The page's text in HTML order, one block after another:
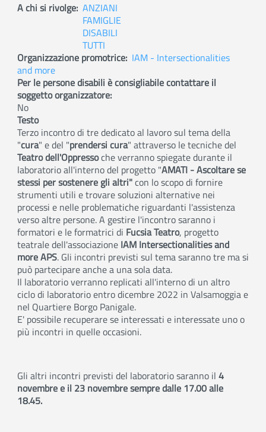
A chi si rivolge ANZIANI
FAMIGLIE
DISABILI
TUTTI
Organizzazione promotrice IAM - Intersectionalities
and more
Per le persone disabili è consigliabile contattare il
soggetto organizzatore
No
Testo
Terzo incontro di tre dedicato al lavoro sul tema della
"cura" e del "prendersi cura" attraverso le tecniche del
Teatro dell'Oppressoche verranno spiegate durante il
laboratorio all'interno del progetto "AMATI - Ascoltare se
stessi per sostenere gli altri"con lo scopo di fornire
strumenti utili e trovare soluzioni alternative nei
processi e nelle problematiche riguardanti l'assistenza
verso altre persone. A gestire l'incontro saranno i
formatori e le formatrici di Fucsia Teatro, progetto
teatrale dell'associazione IAM Intersectionalities and
more APS. Gli incontri previsti sul tema saranno tre ma si
può partecipare anche a una sola data.
Il laboratorio verranno replicati all'interno di un altro
ciclo di laboratorio entro dicembre 2022 in Valsamoggia e
nel Quartiere Borgo Panigale.
E' possibile recuperare se interessati e interessate uno o
più incontri in quelle occasioni.
Gli altri incontri previsti del laboratorio saranno il 4
novembre e il 23 novembre sempre dalle 17.00 alle
18.45.